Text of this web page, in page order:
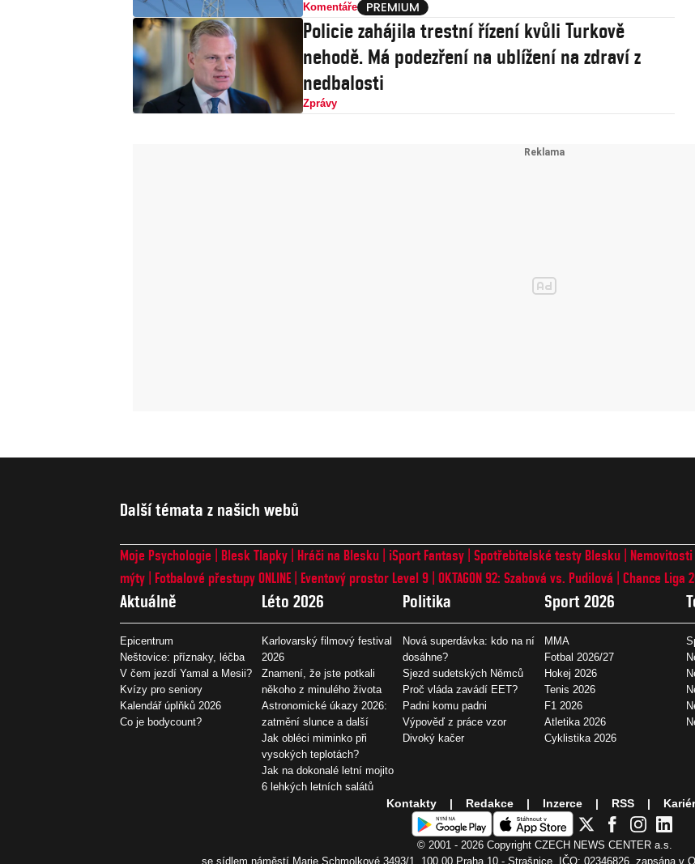
Komentáře
Policie zahájila trestní řízení kvůli Turkově
nehodě. Má podezření na ublížení na zdraví z
nedbalosti
Zprávy
Další témata z našich webů
Moje Psychologie Blesk Tlapky Hráči na Blesku iSport Fantasy Spotřebitelské testy Blesku Nemovitosti
mýty
Fotbalové přestupy ONLINE Eventový prostor Level 9 OKTAGON 92: Szabová vs. Pudilová Chance Liga
Aktuálně
Epicentrum
Neštovice: příznaky, léčba
V čem jezdí Yamal a Mesii?
Kvízy pro seniory
Kalendář úplňků 2026
Co je bodycount?
Léto 2026
Karlovarský filmový festival
2026
Znamení, že jste potkali
někoho z minulého života
Astronomické úkazy 2026:
zatmění slunce a další
Jak obléci miminko při
vysokých teplotách?
Jak na dokonalé letní mojito
6 lehkých letních salátů
Politika
Nová superdávka: kdo na ní
dosáhne?
Sjezd sudetských Němců
Proč vláda zavádí EET?
Padni komu padni
Výpověď z práce vzor
Divoký kačer
Sport 2026
MMA
Fotbal 2026/27
Hokej 2026
Tenis 2026
F1 2026
Atletika 2026
Cyklistika 2026
Kontakty Redakce Inzerce RSS
© 2001 - 2026 Copyright CZECH NEWS CENTER a.s.
se sídlem náměstí Marie Schmolkové 3493/1, 100 00 Praha 10 - Strašnice, IČO: 02346826, zapsána v